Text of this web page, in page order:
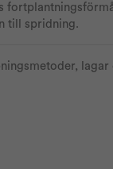
till spridning.